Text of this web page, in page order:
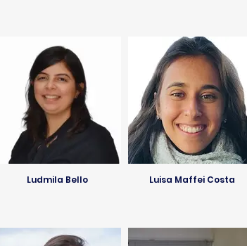
Ludmila Bello Luisa Maffei Costa